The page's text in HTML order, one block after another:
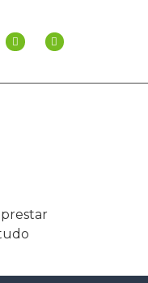
prestar